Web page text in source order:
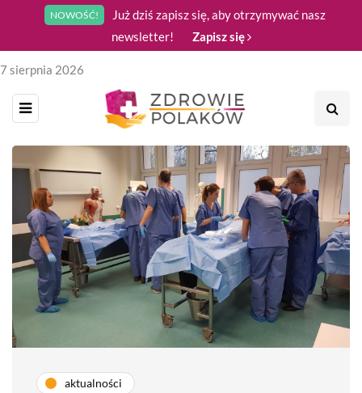
NOWOŚĆ!
Już dziś zapisz się, aby otrzymywać nasz
newsletter!
Zapisz się
7 sierpnia 2026
aktualności